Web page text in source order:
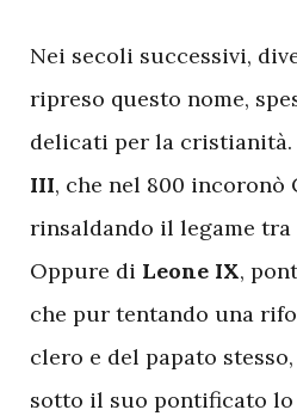
Nei secoli successivi,
ripreso questo nome,
delicati per la cristianità.
III, che nel 800 incoronò
rinsaldando il legame tra
Oppure di Leone IX,
che pur tentando una
clero e del papato
sotto il suo pontificato lo